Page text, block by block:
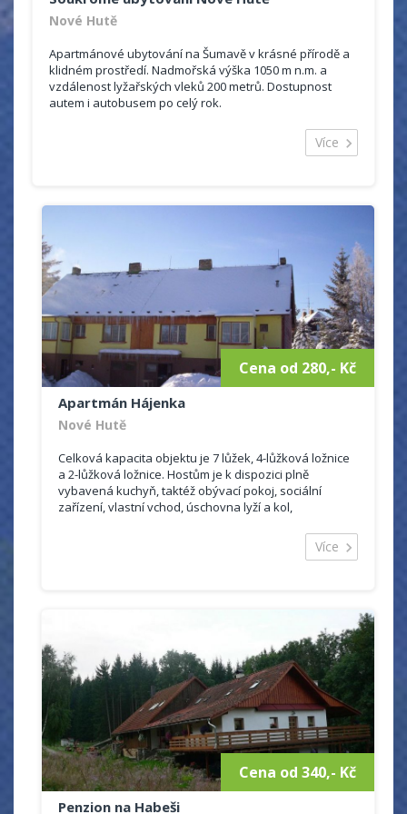
Nové Hutě
Apartmánové ubytování na Šumavě v krásné přírodě a
klidném prostředí. Nadmořská výška 1050 m n.m. a
vzdálenost lyžařských vleků 200 metrů. Dostupnost
autem i autobusem po celý rok.
kuchyně ,dvoulůžková ložnice a dvoulůžková
Smíšený obchod 800m, 3x restaurace do
800m. Autobusová zastávka je 800m od apartmánu.
Parkování u objektu.
Sportovní možnosti:
bazén venkovní, jízda na koni,
lyžařské vleky
Více
Cena od 280,- Kč
Apartmán Hájenka
Nové Hutě
Celková kapacita objektu je 7 lůžek, 4-lůžková ložnice
a 2-lůžková ložnice. Hostům je k dispozici plně
vybavená kuchyň, taktéž obývací pokoj, sociální
zařízení, vlastní vchod, úschovna lyží a kol,
Jakmile se oteplí mohou naši hosté využít zahradu se
Domácí mazlíčci jen po domluvě a za poplatek 80 kč na
den!
Dlouhodobý pronájem není možný!
Minimální doba ubytování 3 dny !
Více
Cena od 340,- Kč
Penzion na Habeši